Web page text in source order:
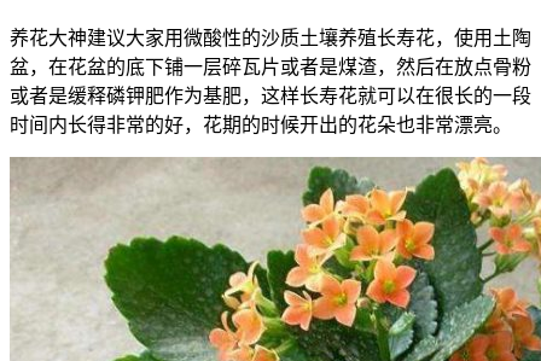
养花大神建议大家用微酸性的沙质土壤养殖长寿花，使用土陶
盆，在花盆的底下铺一层碎瓦片或者是煤渣，然后在放点骨粉
或者是缓释磷钾肥作为基肥，这样长寿花就可以在很长的一段
时间内长得非常的好，花期的时候开出的花朵也非常漂亮。